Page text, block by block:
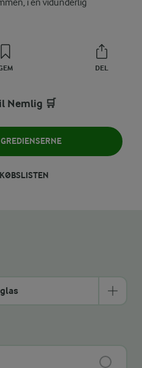
i en vidunderlig
DEL
Nemlig 🛒